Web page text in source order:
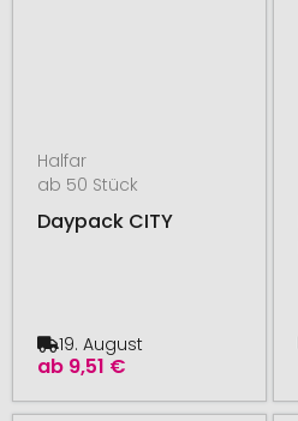
Halfar
ab 50 Stück
Daypack CITY
ab 9,51 €
19. August